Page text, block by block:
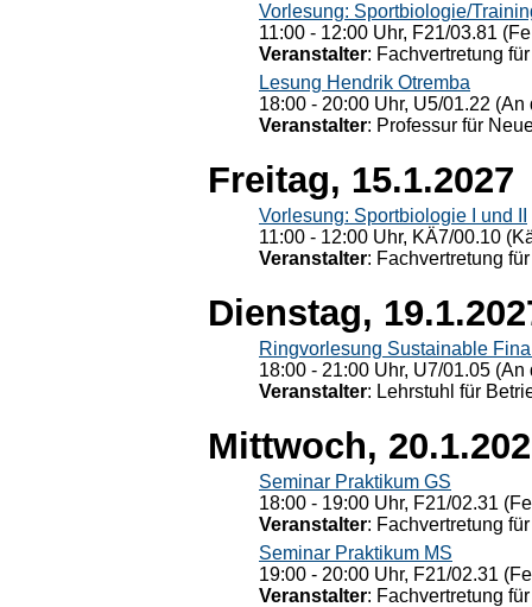
Vorlesung: Sportbiologie/
11:00 - 12:00 Uhr, F21/03.81
Veranstalter: Fachvertretung
Lesung Hendrik Otremba
18:00 - 20:00 Uhr, U5/01.22
Veranstalter: Professur für
Freitag, 15.1.2027
Vorlesung: Sportbiologie I und II
11:00 - 12:00 Uhr, KÄ7/00.10
Veranstalter: Fachvertretung
Dienstag,
Ringvorlesung Sustainable
18:00 - 21:00 Uhr, U7/01.05
Veranstalter: Lehrstuhl für
Mittwoch,
Seminar Praktikum GS
18:00 - 19:00 Uhr, F21/02.31
Veranstalter: Fachvertretung
Seminar Praktikum MS
19:00 - 20:00 Uhr, F21/02.31
Veranstalter: Fachvertretung